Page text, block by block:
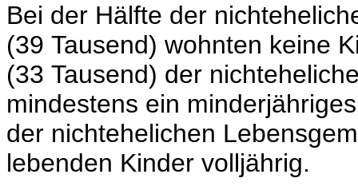
Bei der Hälfte der
(39 Tausend) wohnten keine
(33 Tausend) der
mindestens ein
der nichtehelichen
lebenden Kinder volljährig.